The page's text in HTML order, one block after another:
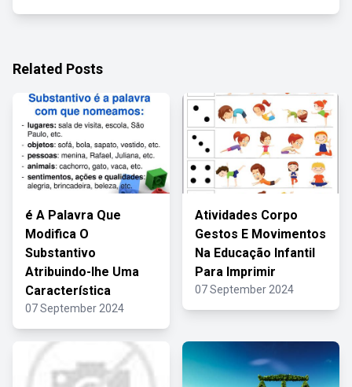
Related Posts
é A Palavra Que
Modifica O
Substantivo
Atribuindo-lhe Uma
Característica
07 September 2024
Atividades Corpo
Gestos E Movimentos
Na Educação Infantil
Para Imprimir
07 September 2024